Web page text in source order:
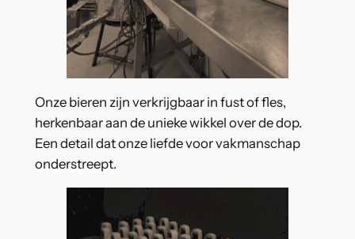
Onze bieren zijn verkrijgbaar in fust of fles,
herkenbaar aan de unieke wikkel over de dop.
Een detail dat onze liefde voor vakmanschap
onderstreept.